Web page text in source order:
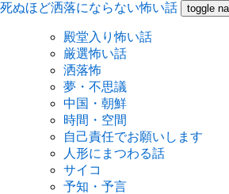
死ぬほど洒落にならない怖い話 toggle
殿堂入り怖い話
厳選怖い話
洒落怖
夢・不思議
中国・朝鮮
時間・空間
自己責任でお願いします
人形にまつわる話
サイコ
予知・予言